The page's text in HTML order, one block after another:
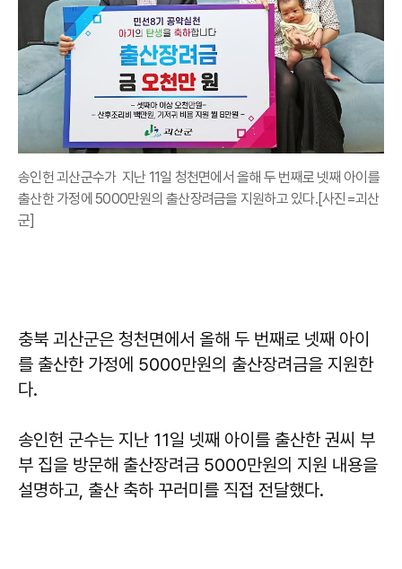
송인헌 괴산군수가 지난 11일 청천면에서 올해 두 번째로 넷째 아이를
출산한 가정에 5000만원의 출산장려금을 지원하고 있다.[사진=괴산
군]
충북 괴산군은 청천면에서 올해 두 번째로 넷째 아이
를 출산한 가정에 5000만원의 출산장려금을 지원한
다.
송인헌 군수는 지난 11일 넷째 아이를 출산한 권씨 부
부 집을 방문해 출산장려금 5000만원의 지원 내용을
설명하고, 출산 축하 꾸러미를 직접 전달했다.